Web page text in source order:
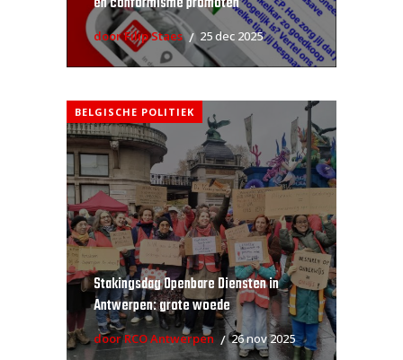
door Filip Staes 25 dec 2025
BELGISCHE POLITIEK
Stakingsdag Openbare Diensten in
Antwerpen: grote woede
door RCO Antwerpen 26 nov 2025